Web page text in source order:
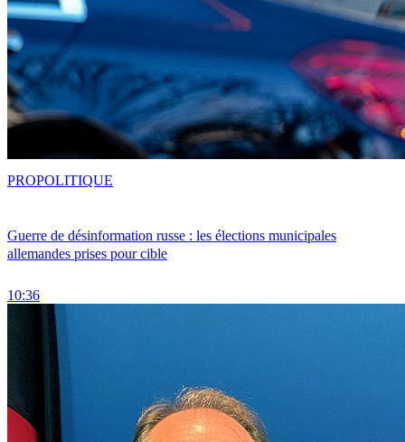
Guerre de désinformation russe : les élections municipales
allemandes prises pour cible
10:36
PROPOLITIQUE